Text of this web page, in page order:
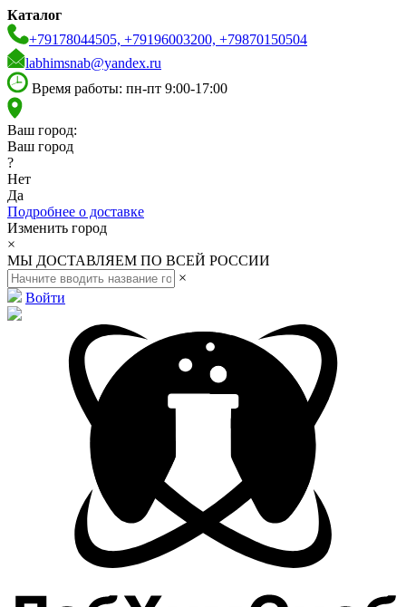
Каталог
+79178044505, +79196003200, +79870150504
labhimsnab@yandex.ru
Время работы: пн-пт 9:00-17:00
Ваш город:
Ваш город
?
Нет
Да
Подробнее о доставке
Изменить город
×
МЫ ДОСТАВЛЯЕМ ПО ВСЕЙ РОССИИ
×
Войти